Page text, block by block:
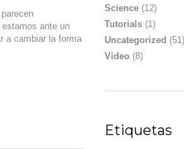
ante un
a cambiar la forma
Science (12)
Tutorials (1)
Uncategorized (51)
Video (8)
Etiquetas